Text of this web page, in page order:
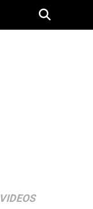
VIDEOS